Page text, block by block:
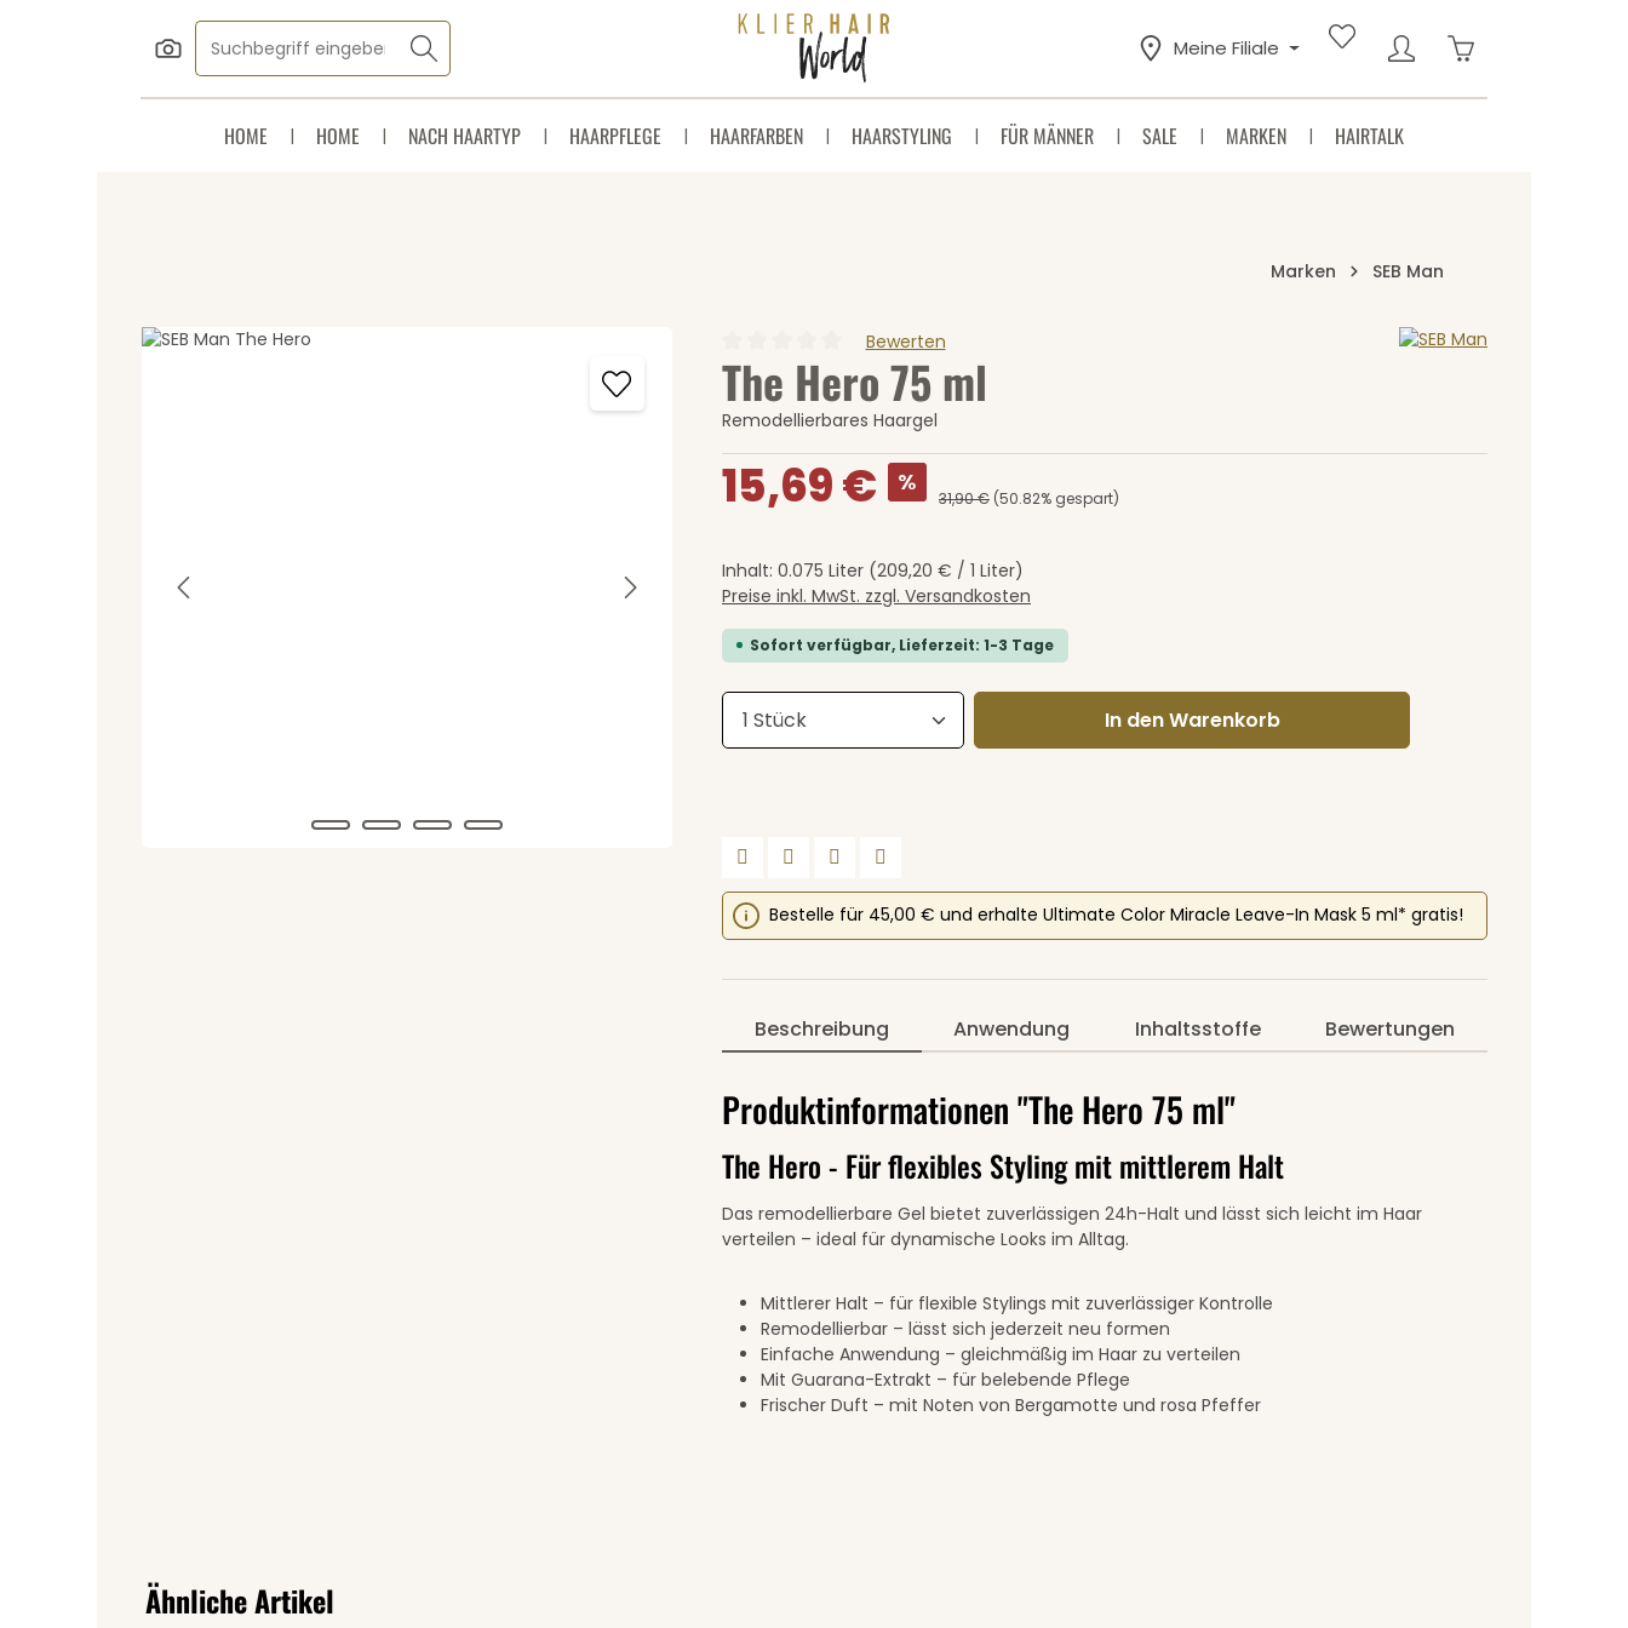
Zum Hauptinhalt springen
Zur Suche springen
Zur Hauptnavigation springen
Meine Filiale Warenkorb
HOME HOME NACH HAARTYP HAARPFLEGE HAARFARBEN HAARSTYLING FÜR MÄNNER SALE MARKEN HAIRTALK
Marken SEB Man
Bildergalerie überspringen
Durchschnittliche Bewertung von 0 von 5 Sternen
Bewerten
The Hero 75 ml
Remodellierbares Haargel
Verkaufspreis:
15,69 € %
31,90 € (50.82% gespart)
Inhalt: 0.075 Liter (209,20 € / 1 Liter)
Preise inkl. MwSt. zzgl. Versandkosten
Sofort verfügbar, Lieferzeit: 1-3 Tage
Produkt Anzahl: Gib den gewünschten Wert ein oder benutze
In den Warenkorb
Bestelle für 45,00 € und erhalte Ultimate Color Miracle Leave-In Mask 5 ml* gratis!
Beschreibung Anwendung Inhaltsstoffe Bewertungen
Produktinformationen "The Hero 75 ml"
The Hero - Für flexibles Styling mit mittlerem Halt
Das remodellierbare Gel bietet zuverlässigen 24h-Halt und lässt sich leicht im Haar
verteilen – ideal für dynamische Looks im Alltag.
Mittlerer Halt – für flexible Stylings mit zuverlässiger Kontrolle
Remodellierbar – lässt sich jederzeit neu formen
Einfache Anwendung – gleichmäßig im Haar zu verteilen
Mit Guarana-Extrakt – für belebende Pflege
Frischer Duft – mit Noten von Bergamotte und rosa Pfeffer
Produktgalerie überspringen
Ähnliche Artikel